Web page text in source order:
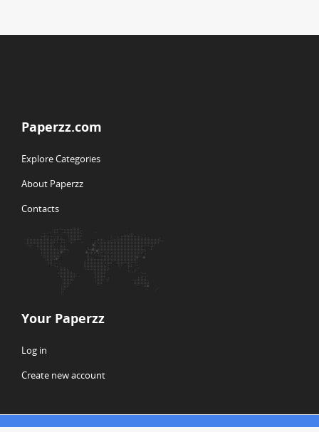
Paperzz.com
Explore Categories
About Paperzz
Contacts
Your Paperzz
Log in
Create new account